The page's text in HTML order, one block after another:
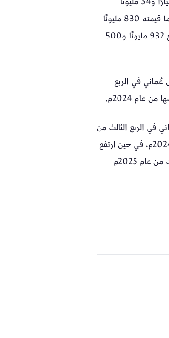
و800 ألف ريال عُماني، كما ارتفعت أنشطة تجارة الجملة والتجزئة بنسبة 1.3 بالمائة لتسهم بما قيمته 830 مليونًا
و500 ألف ريال عُماني، فيما سجلت أنشطة الإدارة العامة والدفاع نموًا بنسبة 1.5 بالمائة لتبلغ 932 مليونًا و500
1.9 بالمائة لتبلغ 3 مليارات و67 مليونًا و600 ألف ريال عُماني في الربع
ليبلغ مليارين و554 مليونًا و800 ألف ريال عُماني في الربع الثالث من
عام 2025م مقارنةً بمليارين و505 ملايين و700 ألف ريال عُماني خلال الفترة نفسها من عام 2024م، في حين ارتفع
نشاط الغاز الطبيعي بنسبة 1.6 بالمائة مسجلًا 512 مليونًا و800 ألف ريال عُماني في الربع الثالث من عام 2025م